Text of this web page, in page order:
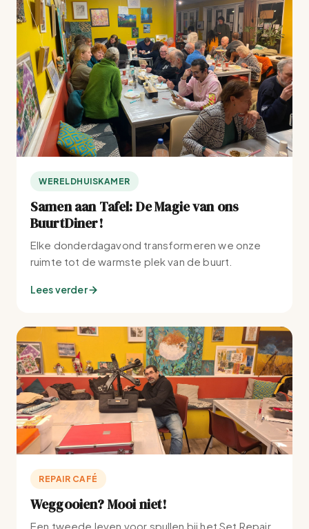
WERELDHUISKAMER
Samen aan Tafel: De Magie van ons
BuurtDiner!
Elke donderdagavond transformeren we onze
ruimte tot de warmste plek van de buurt.
Lees verder
REPAIR CAFÉ
Weggooien? Mooi niet!
Een tweede leven voor spullen bij het Set Repair